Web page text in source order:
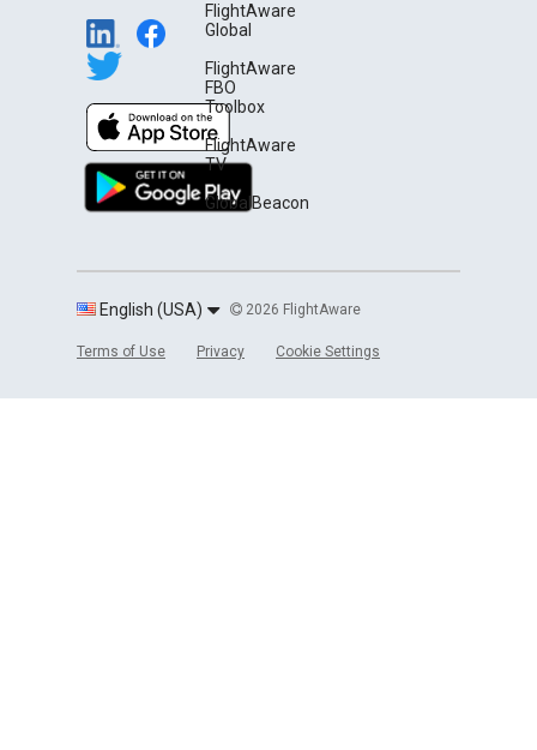
FlightAware
Global
FlightAware
FBO
Toolbox
FlightAware
TV
GlobalBeacon
English (USA) 2026 FlightAware
Terms of Use Privacy Cookie Settings